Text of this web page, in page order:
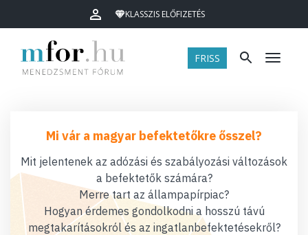
KLASSZIS ELŐFIZETÉS
FRISS Menü
Mi vár a magyar befektetőkre ősszel?
Mit jelentenek az adózási és szabályozási változások
a befektetők számára?
Merre tart az állampapírpiac?
Hogyan érdemes gondolkodni a hosszú távú
megtakarításokról és az ingatlanbefektetésekről?